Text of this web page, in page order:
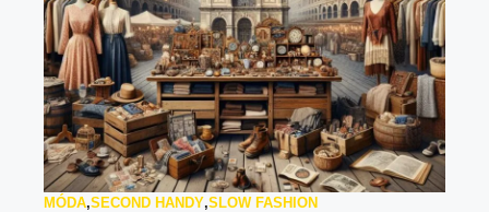
MÓDA,SECOND HANDY,SLOW FASHION